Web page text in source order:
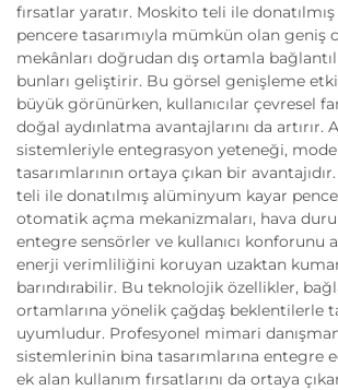
fırsatlar yaratır. Moskito teli ile
pencere tasarımıyla mümkün olan geniş
mekânları doğrudan dış ortamla
bunları geliştirir. Bu görsel genişleme
büyük görünürken, kullanıcılar çevresel
doğal aydınlatma avantajlarını da artırır.
sistemleriyle entegrasyon yeteneği,
tasarımlarının ortaya çıkan bir
teli ile donatılmış alüminyum kayar
otomatik açma mekanizmaları, hava
entegre sensörler ve kullanıcı konforunu
enerji verimliliğini koruyan uzaktan
barındırabilir. Bu teknolojik özellikler,
ortamlarına yönelik çağdaş beklentilerle
uyumludur. Profesyonel mimari
sistemlerinin bina tasarımlarına entegre
ek alan kullanım fırsatlarını da ortaya